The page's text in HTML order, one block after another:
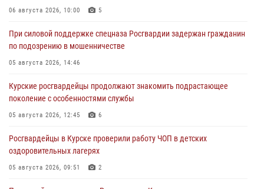
06 августа 2026, 10:00 5
При силовой поддержке спецназа Росгвардии задержан гражданин
по подозрению в мошенничестве
05 августа 2026, 14:46
Курские росгвардейцы продолжают знакомить подрастающее
поколение с особенностями службы
05 августа 2026, 12:45 6
Росгвардейцы в Курске проверили работу ЧОП в детских
оздоровительных лагерях
05 августа 2026, 09:51 2